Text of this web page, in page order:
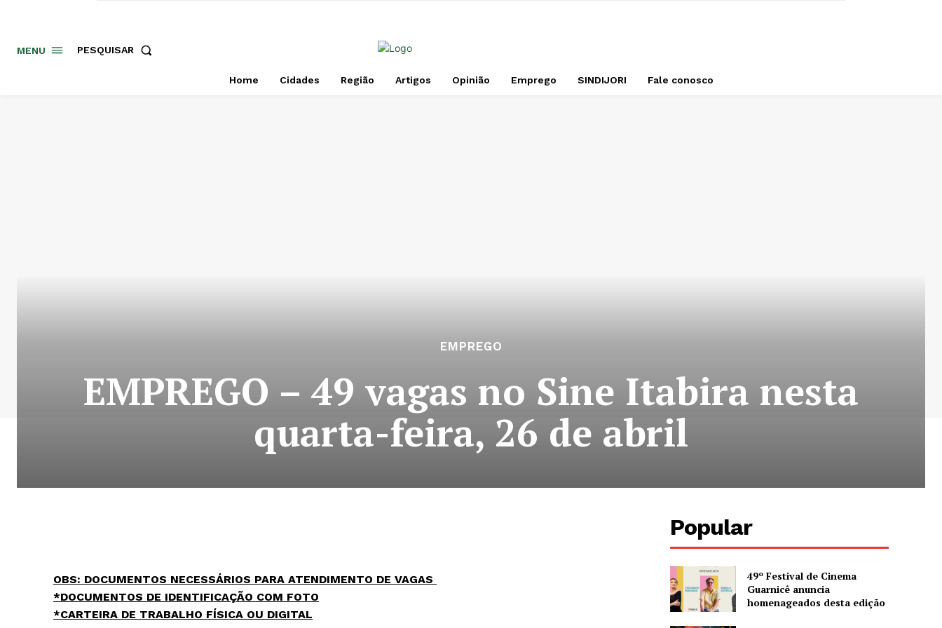
MENU PESQUISAR
Home Cidades Região Artigos Opinião Emprego SINDIJORI Fale conosco
EMPREGO
EMPREGO – 49 vagas no Sine Itabira nesta
quarta-feira, 26 de abril
OBS: DOCUMENTOS NECESSÁRIOS PARA ATENDIMENTO DE VAGAS
*DOCUMENTOS DE IDENTIFICAÇÃO COM FOTO
*CARTEIRA DE TRABALHO FÍSICA OU DIGITAL
Popular
49º Festival de Cinema
Guarnicê anuncia
homenageados desta edição